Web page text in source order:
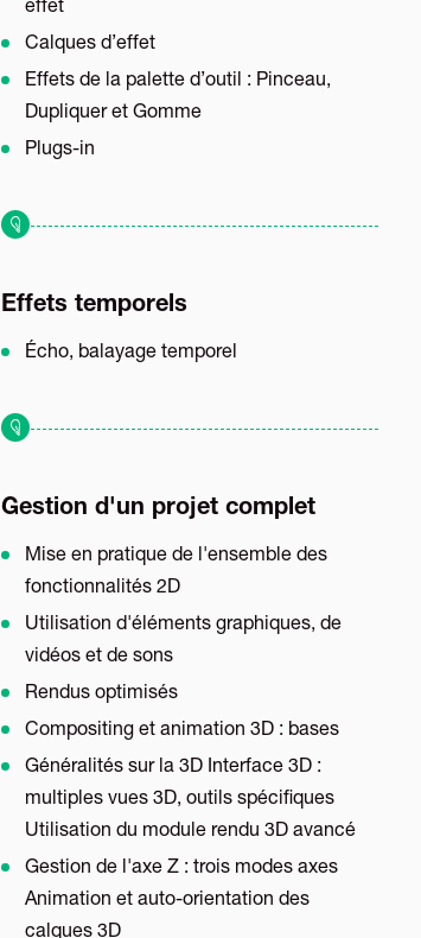
effet
Calques d’effet
Effets de la palette d’outil : Pinceau,
Dupliquer et Gomme
Plugs-in
Effets temporels
Écho, balayage temporel
Gestion d'un projet complet
Mise en pratique de l'ensemble des
fonctionnalités 2D
Utilisation d'éléments graphiques, de
vidéos et de sons
Rendus optimisés
Compositing et animation 3D : bases
Généralités sur la 3D Interface 3D :
multiples vues 3D, outils spécifiques
Utilisation du module rendu 3D avancé
Gestion de l'axe Z : trois modes axes
Animation et auto-orientation des
calques 3D